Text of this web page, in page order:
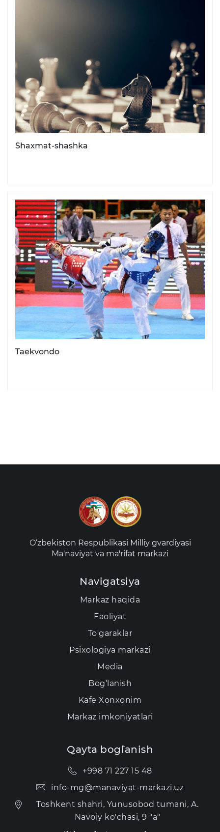
Shaxmat-shashka
Taekvondo
O‘zbekiston Respublikasi Milliy gvardiyasi
Ma'naviyat va ma'rifat markazi
Navigatsiya
Markaz haqida
Faoliyat
To'garaklar
Psixologiya markazi
Media
Bog‘lanish
Kаfе Xonxonim
Markaz imkoniyatlari
Qayta bog`lanish
+998 71 227 15 48
info-mg@manaviyat-markazi.uz
Toshkent shahri, Yunusobod tumani, A.
Navoiy ko'chasi, 9 "a"